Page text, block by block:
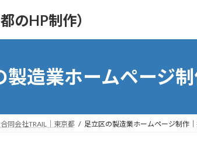
のHP制作）
製造業ホームページ
同会社TRAIL｜東京都 足立区の製造業ホームページ制作